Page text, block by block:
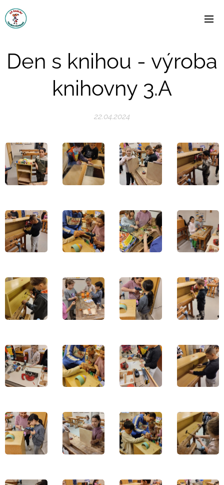
Den s knihou - výroba
knihovny 3.A
22.04.2024